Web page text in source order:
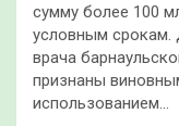
сумму более 100
условным срокам.
врача
признаны
использованием…